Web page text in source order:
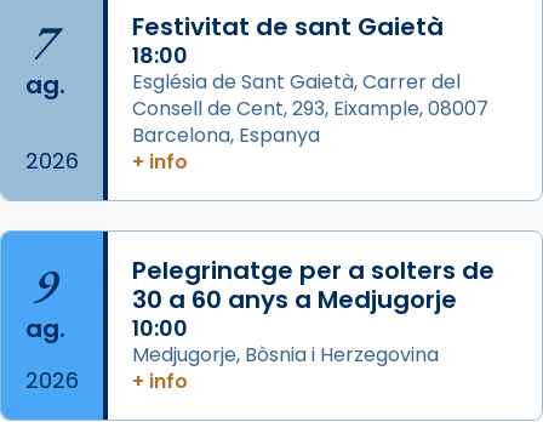
📸 J. Merino
Photo
View on Facebook · Share
Arquebisbat de Barcelona
1 week ago
missa d’acció de gràcies en agraïment al
comitè organitzador de la visita apostòlica
del Sant Pare Lleó XIV a Barcelona, i als
col·laboradors, a la Catedral de Barcelona.
7
ag.
2026
Festivitat de sant Gaietà
18:00
Església de Sant Gaietà, Carrer del
Consell de Cent, 293, Eixample, 08007
Barcelona, Espanya
+ info
9
ag.
2026
Pelegrinatge per a solters de
30 a 60 anys a Medjugorje
10:00
Medjugorje, Bòsnia i Herzegovina
+ info